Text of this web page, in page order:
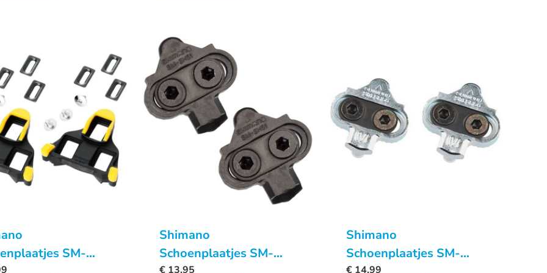
SM-
Shimano
Schoenplaatjes SM-
€13,95
Shimano
Schoenplaatjes SM-
€ 14,99